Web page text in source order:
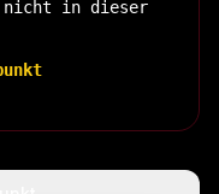
nicht in dieser